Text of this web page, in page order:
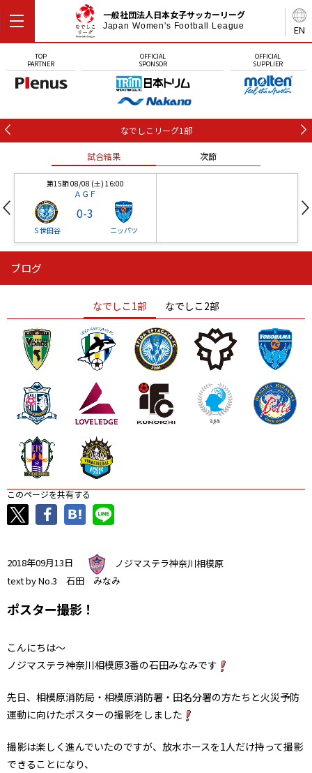
EN
一般社団法人日本女子サッカーリーグ
Japan Women's Football League
TOP
PARTNER
OFFICIAL
SPONSOR
OFFICIAL
SUPPLIER
なでしこリーグ1部
試合結果 次節
第15節 08/08 (土) 16:00
ＡＧＦ
Ｓ世田谷
0-3
ニッパツ
ニッパツ
ニッパツ 名古屋
石人の星
静岡 愛媛Ｌ
ブログ
なでしこ1部 なでしこ2部
このページを共有する
2018年09月13日
ノジマステラ神奈川相模原
text by No.3 石田 みなみ
ポスター撮影！
こんにちは～
ノジマステラ神奈川相模原3番の石田みなみです
先日、相模原消防局・相模原消防署・田名分署の方たちと火災予防
運動に向けたポスターの撮影をしました
撮影は楽しく進んでいたのですが、放水ホースを1人だけ持って撮影
できることになり、